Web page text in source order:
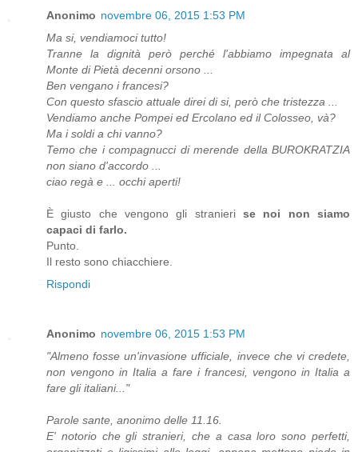
Anonimo novembre 06, 2015 1:53 PM
Ma si, vendiamoci tutto!
Tranne la dignità però perché l'abbiamo impegnata al
Monte di Pietà decenni orsono ...
Ben vengano i francesi?
Con questo sfascio attuale direi di si, però che tristezza ...
Vendiamo anche Pompei ed Ercolano ed il Colosseo, và?
Ma i soldi a chi vanno?
Temo che i compagnucci di merende della BUROKRATZIA
non siano d'accordo ...
ciao regà e ... occhi aperti!
È giusto che vengono gli stranieri se noi non siamo
capaci di farlo.
Punto.
Il resto sono chiacchiere.
Rispondi
Anonimo novembre 06, 2015 1:53 PM
"Almeno fosse un'invasione ufficiale, invece che vi credete,
non vengono in Italia a fare i francesi, vengono in Italia a
fare gli italiani..."
Parole sante, anonimo delle 11.16.
E' notorio che gli stranieri, che a casa loro sono perfetti,